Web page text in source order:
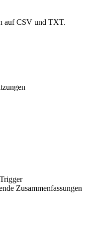
auf CSV und TXT.
Zusammenfassungen